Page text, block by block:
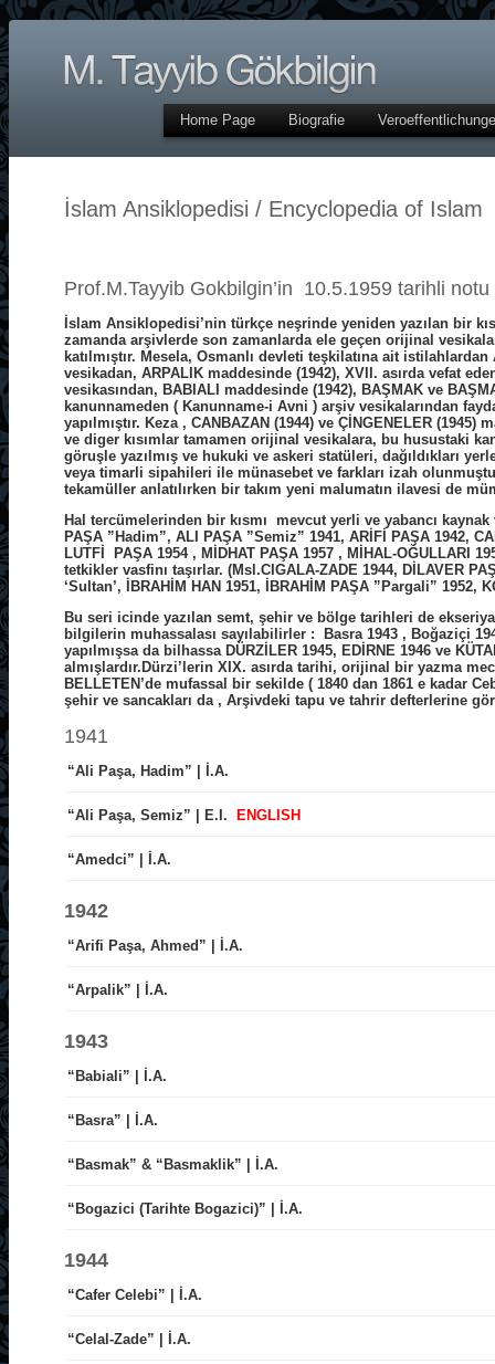
Home Page Biografie
İslam Ansiklopedisi / Encyclopedia of Islam
Prof.M.Tayyib Gokbilgin’in 10.5.1959 tarihli notu
İslam Ansiklopedisi’nin türkçe neşrinde yeniden yazılan bir
zamanda arşivlerde son zamanlarda ele geçen orijinal
katılmıştır. Mesela, Osmanlı devleti teşkilatına ait
vesikadan, ARPALIK maddesinde (1942), XVII. asırda vefat
vesikasından, BABIALI maddesinde (1942), BAŞMAK ve
kanunnameden ( Kanunname-i Avni ) arşiv vesikalarından
yapılmıştır. Keza , CANBAZAN (1944) ve ÇİNGENELER
ve diger kısımlar tamamen orijinal vesikalara, bu husustaki
göruşle yazılmış ve hukuki ve askeri statüleri, dağıldıkları
veya timarli sipahileri ile münasebet ve farkları izah
tekamüller anlatılırken bir takım yeni malumatın ilavesi de
Hal tercümelerinden bir kısmı mevcut yerli ve yabancı
PAŞA ”Hadim”, ALI PAŞA ”Semiz” 1941, ARİFİ PAŞA 1942,
LUTFİ PAŞA 1954 , MİDHAT PAŞA 1957 , MİHAL-OĞULLARI
tetkikler vasfinı taşırlar. (Msl.CIGALA-ZADE 1944, DİLAVER
‘Sultan’, İBRAHİM HAN 1951, İBRAHİM PAŞA ”Pargali” 1952,
Bu seri icinde yazılan semt, şehir ve bölge tarihleri de
bilgilerin muhassalası sayılabilirler : Basra 1943 , Boğaziçi
yapılmışsa da bilhassa DÜRZİLER 1945, EDİRNE 1946 ve
almışlardır.Dürzi’lerin XIX. asırda tarihi, orijinal bir yazma
BELLETEN’de mufassal bir sekilde ( 1840 dan 1861 e kadar
şehir ve sancakları da , Arşivdeki tapu ve tahrir defterlerine
1941
“Ali Paşa, Hadim” | İ.A.
“Ali Paşa, Semiz” | E.I. ENGLISH
“Amedci” | İ.A.
1942
“Arifi Paşa, Ahmed” | İ.A.
“Arpalik” | İ.A.
1943
“Babiali” | İ.A.
“Basra” | İ.A.
“Basmak” & “Basmaklik” | İ.A.
“Bogazici (Tarihte Bogazici)” | İ.A.
1944
“Cafer Celebi” | İ.A.
“Celal-Zade” | İ.A.